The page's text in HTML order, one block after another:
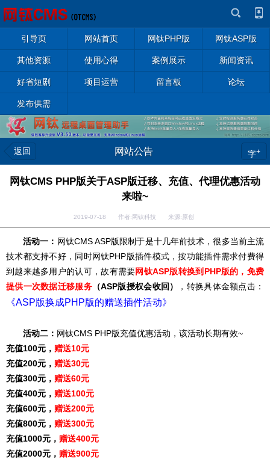
引导页 网站首页 网钛PHP版 网钛ASP版
其他资源 使用心得 案例展示 新闻资讯
好省短剧 项目运营 留言板 论坛
发布供需
返回 网站公告 字+
网钛CMS PHP版关于ASP版迁移、充值、代理优惠活动
来啦~
2019-07-18 作者:网钛科技 来源:原创
活动一： 网钛CMS ASP版限制于是十几年前技术，很多当前主流
技术都支持不好，同时网钛PHP版插件模式，按功能插件需求付费得
到越来越多用户的认可，故有需要网钛ASP版转换到PHP版的， 免费
提供一次数据迁移服务（ASP版授权会收回） ，转换具体金额点击：
《ASP版换成PHP版的赠送插件活动》
活动二： 网钛CMS PHP版充值优惠活动，该活动长期有效~
充值100元， 赠送10元
充值200元， 赠送30元
充值300元， 赠送60元
充值400元， 赠送100元
充值600元， 赠送200元
充值800元， 赠送300元
充值1000元， 赠送400元
充值2000元， 赠送900元